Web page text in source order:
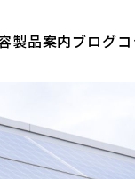
製品案内ブログ